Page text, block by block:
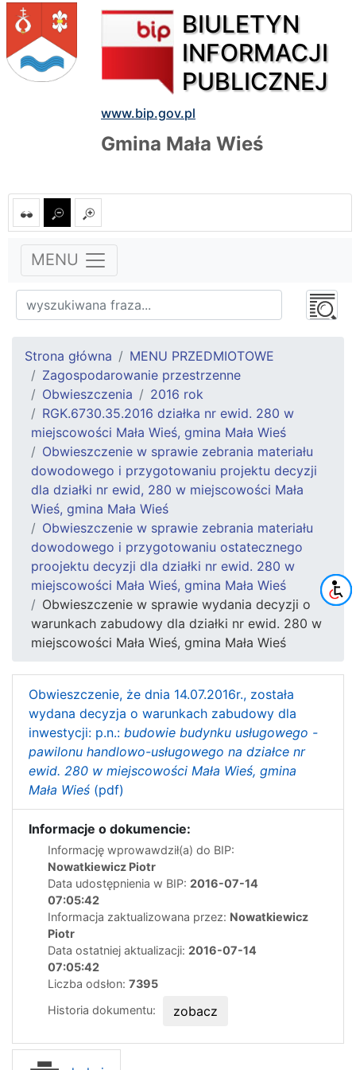
BIULETYN
INFORMACJI
PUBLICZNEJ
www.bip.gov.pl
Gmina Mała Wieś
MENU
Strona główna
MENU PRZEDMIOTOWE
Zagospodarowanie przestrzenne
Obwieszczenia
2016 rok
RGK.6730.35.2016 działka nr ewid. 280 w
miejscowości Mała Wieś, gmina Mała Wieś
Obwieszczenie w sprawie zebrania materiału
dowodowego i przygotowaniu projektu decyzji
dla działki nr ewid, 280 w miejscowości Mała
Wieś, gmina Mała Wieś
Obwieszczenie w sprawie zebrania materiału
dowodowego i przygotowaniu ostatecznego
proojektu decyzji dla działki nr ewid. 280 w
miejscowości Mała Wieś, gmina Mała Wieś
Obwieszczenie w sprawie wydania decyzji o
warunkach zabudowy dla działki nr ewid. 280 w
miejscowości Mała Wieś, gmina Mała Wieś
Obwieszczenie, że dnia 14.07.2016r., została
wydana decyzja o warunkach zabudowy dla
inwestycji: p.n.: budowie budynku usługowego -
pawilonu handlowo-usługowego na działce nr
ewid. 280 w miejscowości Mała Wieś, gmina
Mała Wieś (pdf)
Informacje o dokumencie:
Informację wprowawdził(a) do BIP:
Nowatkiewicz Piotr
Data udostępnienia w BIP: 2016-07-14
07:05:42
Informacja zaktualizowana przez: Nowatkiewicz
Piotr
Data ostatniej aktualizacji: 2016-07-14
07:05:42
Liczba odsłon: 7395
Historia dokumentu:
zobacz